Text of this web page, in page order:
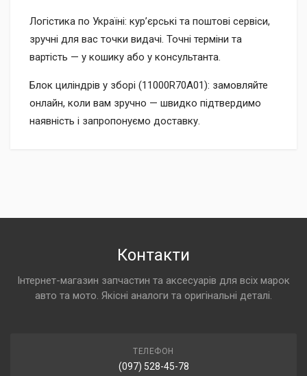
Логістика по Україні: кур’єрські та поштові сервіси,
зручні для вас точки видачі. Точні терміни та
вартість — у кошику або у консультанта.
Блок циліндрів у зборі (11000R70A01): замовляйте
онлайн, коли вам зручно — швидко підтвердимо
наявність і запропонуємо доставку.
Контакти
Інтернет-магазин запчастин та аксесуарів для всіх марок
авто та мото. Якісні аналоги та оригінальні деталі.
ТЕЛЕФОН
(097) 528-45-78